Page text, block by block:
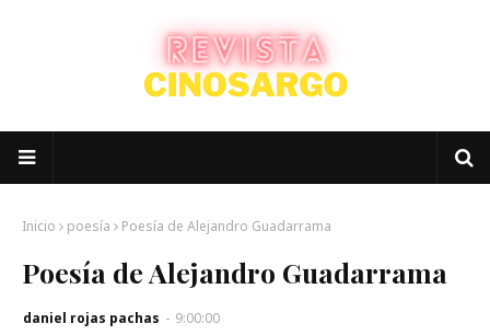
Inicio poesía Poesía de Alejandro Guadarrama
Poesía de Alejandro Guadarrama
daniel rojas pachas - 9:00:00